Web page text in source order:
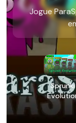
Jogue
Sprunki